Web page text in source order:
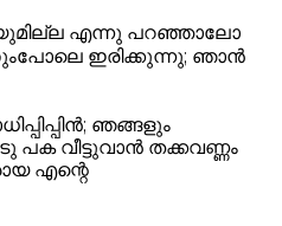
എന്നു പറഞ്ഞാലോ
ഇരിക്കുന്നു; ഞാൻ
ഞങ്ങളും
പക വീട്ടുവാൻ തക്കവണ്ണം
എന്റെ